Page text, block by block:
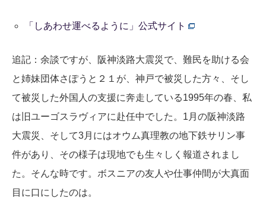
「しあわせ運べるように」公式サイト
追記：余談ですが、阪神淡路大震災で、難民を助ける会
と姉妹団体さぽうと２１が、神戸で被災した方々、そし
て被災した外国人の支援に奔走している1995年の春、私
は旧ユーゴスラヴィアに赴任中でした。1月の阪神淡路
大震災、そして3月にはオウム真理教の地下鉄サリン事
件があり、その様子は現地でも生々しく報道されまし
た。そんな時です。ボスニアの友人や仕事仲間が大真面
目に口にしたのは。